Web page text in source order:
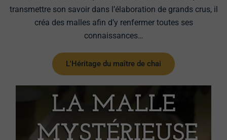
transmettre son savoir dans l’élaboration de grands crus, il
créa des malles afin d’y renfermer toutes ses
connaissances…
L'Héritage du maître de chai